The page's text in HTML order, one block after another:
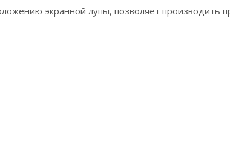
экранной лупы, позволяет производить